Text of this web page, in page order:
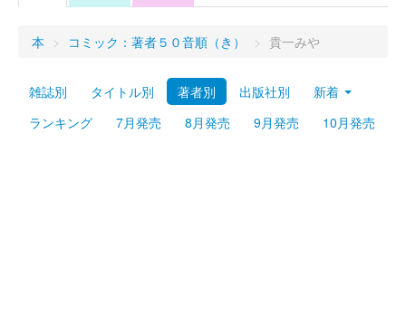
Myシェルフ
プレミアム
本 > コミック：著者５０音順（き） > 貴一みや
雑誌別 タイトル別 著者別 出版社別
新着
ランキング
7月発売 8月発売 9月発売 10月発売